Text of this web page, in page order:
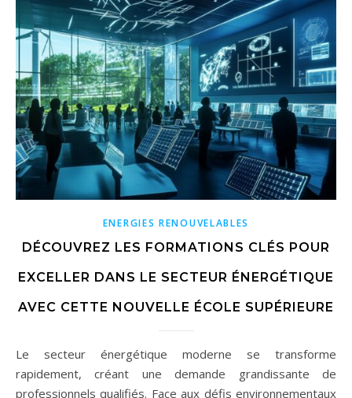
ENERGIES RENOUVELABLES
DÉCOUVREZ LES FORMATIONS CLÉS POUR
EXCELLER DANS LE SECTEUR ÉNERGÉTIQUE
AVEC CETTE NOUVELLE ÉCOLE SUPÉRIEURE
Le secteur énergétique moderne se transforme
rapidement, créant une demande grandissante de
professionnels qualifiés. Face aux défis environnementaux